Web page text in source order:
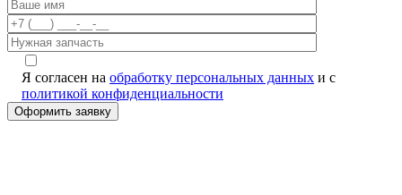
Я согласен на обработку персональных данных и с
политикой конфиденциальности